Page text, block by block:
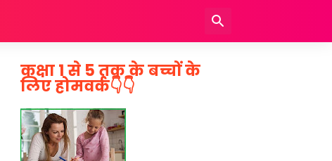
कक्षा 1 से 5 तक के बच्चों के
लिए होमवर्क👇👇